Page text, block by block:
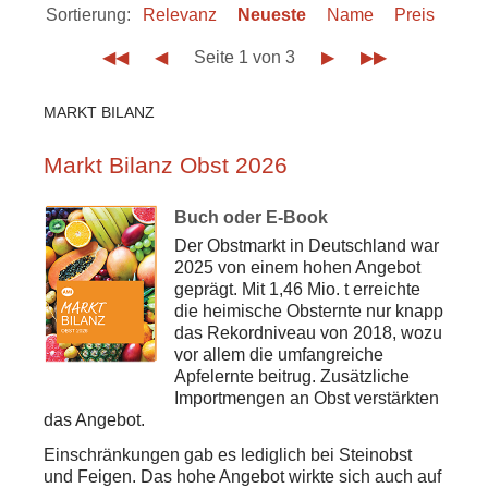
Sortierung: Relevanz Neueste Name Preis
◀◀ ◀ Seite 1 von 3 ▶ ▶▶
MARKT BILANZ
Markt Bilanz Obst 2026
Buch oder E-Book
Der Obstmarkt in Deutschland war
2025 von einem hohen Angebot
geprägt. Mit 1,46 Mio. t erreichte
die heimische Obsternte nur knapp
das Rekordniveau von 2018, wozu
vor allem die umfangreiche
Apfelernte beitrug. Zusätzliche
Importmengen an Obst verstärkten
das Angebot.
Einschränkungen gab es lediglich bei Steinobst
und Feigen. Das hohe Angebot wirkte sich auch auf